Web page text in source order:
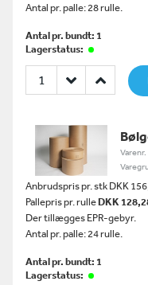
Antal pr. palle: 28 rulle.
Antal pr. bundt: 1
Lagerstatus:
Anbrudspris pr. stk DKK
Pallepris pr. rulleDKK
Der tillægges EPR-gebyr.
Antal pr. palle: 24 rulle.
Antal pr. bundt: 1
Lagerstatus: